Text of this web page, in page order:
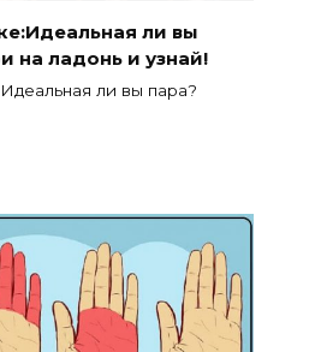
ли вы
на ладонь и узнай!
ли вы пара?